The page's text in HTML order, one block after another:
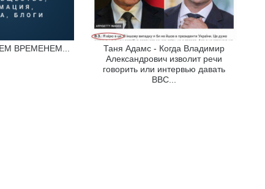
ВРЕМЕНЕМ...
Таня Адамс - Когда Владимир
Александрович изволит речи
говорить или интервью давать
ВВС...